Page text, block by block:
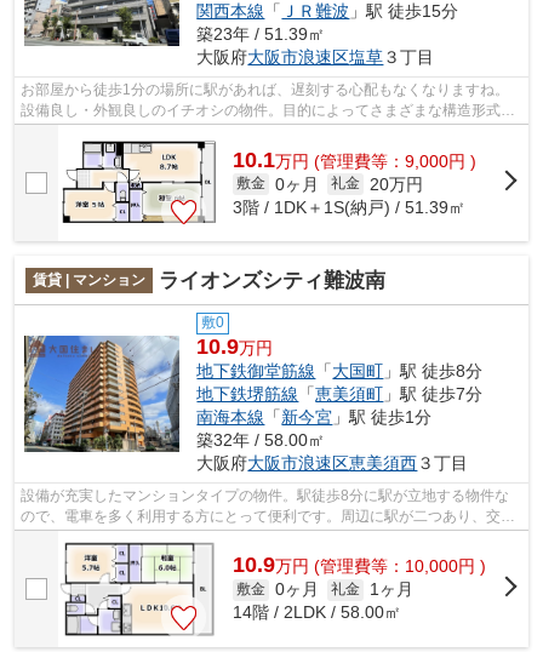
関西本線 「 ＪＲ難波 」駅 徒歩15分
築23年 / 51.39㎡
大阪府大阪市浪速区塩草３丁目
お部屋から徒歩1分の場所に駅があれば、遅刻する心配もなくなりますね。
設備良し・外観良しのイチオシの物件。目的によってさまざまな構造形式を
10.1万円 (管理費等：9,000円 )
敷金 0ヶ月 礼金
20万円
3階 / 1DK＋1S(納戸) / 51.39㎡
賃貸 | マンション ライオンズシティ難波南
敷0
10.9万円
地下鉄御堂筋線 「大国町 」駅 徒歩8分
地下鉄堺筋線 「恵美須町 」駅 徒歩7分
南海本線 「新今宮 」駅 徒歩1分
築32年 / 58.00㎡
大阪府大阪市浪速区恵美須西３丁目
設備が充実したマンションタイプの物件。駅徒歩8分に駅が立地する物件な
ので、電車を多く利用する方にとって便利です。周辺に駅が二つあり、交通
の利便性が高いです。多くの方からご好...
10.9万円 (管理費等：10,000円 )
敷金 0ヶ月 礼金
1ヶ月
14階 / 2LDK / 58.00㎡